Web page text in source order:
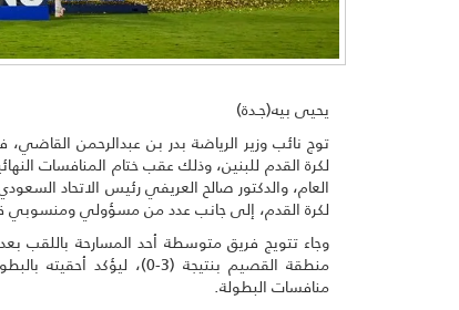
يحيى بيه(جـدة)
توج نائب وزير الرياضة بدر بن عبدالرحمن
لكرة القدم للبنين، وذلك عقب ختام المنافسات
العام، والدكتور صالح العريفي رئيس الاتحاد
لكرة القدم، إلى جانب عدد من مسؤولي ومنسوبي
وجاء تتويج فريق متوسطة أحد المسارحة باللقب
منطقة القصيم بنتيجة (3-
منافسات البطولة.